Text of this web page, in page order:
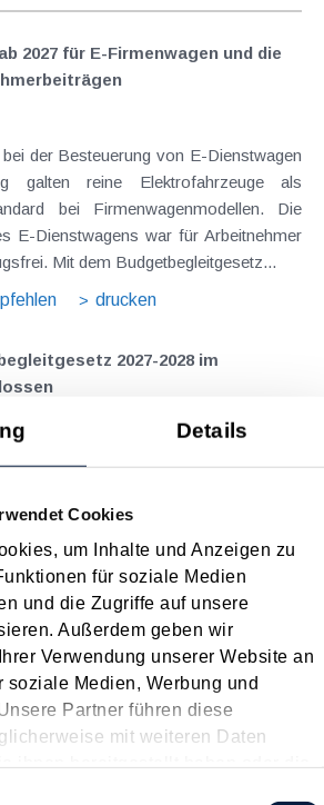
Details
Cookies
um Inhalte und Anzeigen zu
für soziale Medien
und die Zugriffe auf unsere
Außerdem geben wir
Verwendung unserer Website an
soziale Medien, Werbung und
Partner führen diese
mit weiteren Daten
ihnen bereitgestellt haben oder die
2027 für E-Firmenwagen und die
der Besteuerung von E-Dienstwagen
galten reine Elektrofahrzeuge als
bei Firmenwagenmodellen. Die
E-Dienstwagens war für Arbeitnehmer
Mit dem Budgetbegleitgesetz...
drucken
2027-2028 im
Budgetbegleitgesetz 2027-2028 im
siehe dazu Beitrag aus dem Juli 2026 )
noch zu wichtigen Änderungen
bei der Erhöhung
drucken
– Verfügungsgewalt muss
Zusammenhang mit dem